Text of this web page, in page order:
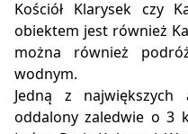
Kościół Klarysek czy
obiektem jest również
można również
wodnym.
Jedną z
oddalony zaledwie o 3